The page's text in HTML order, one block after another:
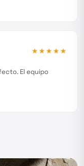
★★★★★
El equipo